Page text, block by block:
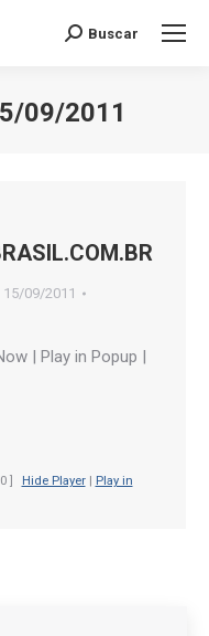
Search:
Buscar
09/2011
15/09/2011
| Play in Popup |
] Hide Player| Play in